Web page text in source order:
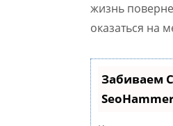
жизнь
оказаться на
Забиваем